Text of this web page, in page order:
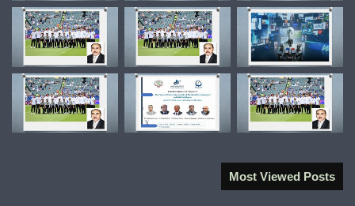
Most Viewed Posts